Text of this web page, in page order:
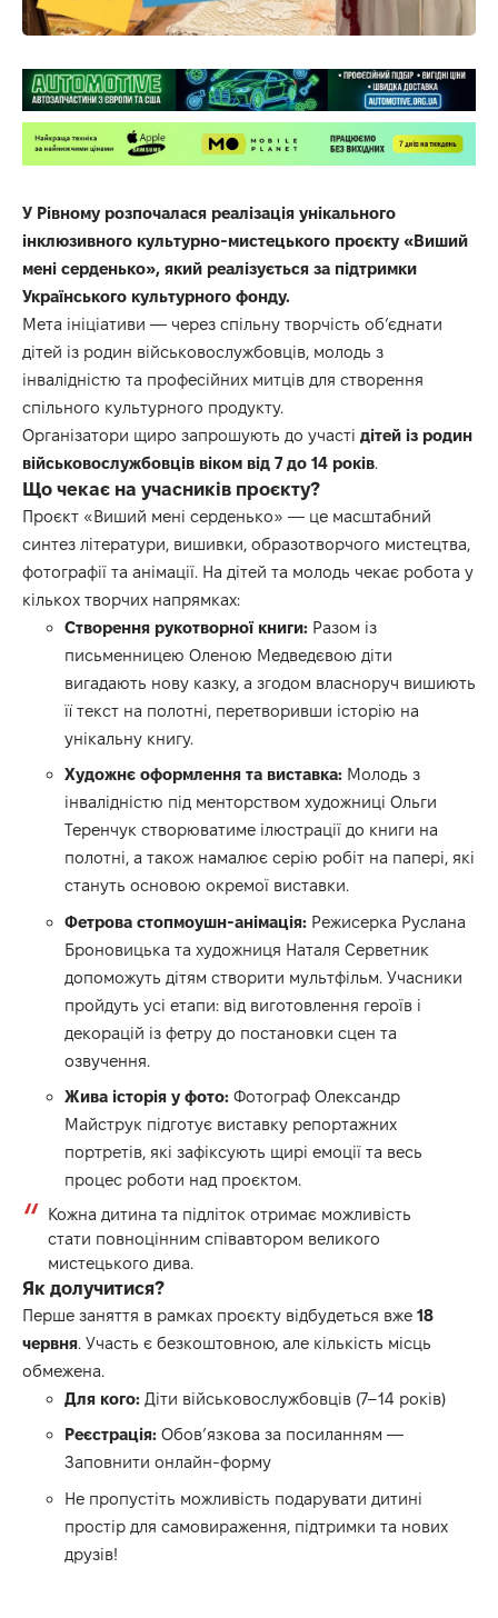
У Рівному розпочалася реалізація унікального
інклюзивного культурно-мистецького проєкту «Виший
мені серденько», який реалізується за підтримки
Українського культурного фонду.
Мета ініціативи — через спільну творчість об’єднати
дітей із родин військовослужбовців, молодь з
інвалідністю та професійних митців для створення
спільного культурного продукту.
Організатори щиро запрошують до участі дітей із родин
військовослужбовців віком від 7 до 14 років.
Що чекає на учасників проєкту?
Проєкт «Виший мені серденько» — це масштабний
синтез літератури, вишивки, образотворчого мистецтва,
фотографії та анімації. На дітей та молодь чекає робота у
кількох творчих напрямках:
Створення рукотворної книги:Разом із
письменницею Оленою Медведєвою діти
вигадають нову казку, а згодом власноруч вишиють
її текст на полотні, перетворивши історію на
унікальну книгу.
Художнє оформлення та виставка:Молодь з
інвалідністю під менторством художниці Ольги
Теренчук створюватиме ілюстрації до книги на
полотні, а також намалює серію робіт на папері, які
стануть основою окремої виставки.
Фетрова стопмоушн-анімація:Режисерка Руслана
Броновицька та художниця Наталя Серветник
допоможуть дітям створити мультфільм. Учасники
пройдуть усі етапи: від виготовлення героїв і
декорацій із фетру до постановки сцен та
озвучення.
Жива історія у фото:Фотограф Олександр
Майструк підготує виставку репортажних
портретів, які зафіксують щирі емоції та весь
процес роботи над проєктом.
Кожна дитина та підліток отримає можливість
стати повноцінним співавтором великого
мистецького дива.
Як долучитися?
Перше заняття в рамках проєкту відбудеться вже 18
червня. Участь є безкоштовною, але кількість місць
обмежена.
Для кого:Діти військовослужбовців (7–14 років)
Реєстрація:Обов’язкова за посиланням —
Заповнити онлайн-форму
Не пропустіть можливість подарувати дитині
простір для самовираження, підтримки та нових
друзів!